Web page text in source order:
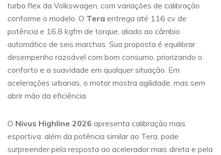
turbo flex da Volkswagen, com variações de calibração
conforme o modelo. O Tera entrega até 116 cv de
potência e 16,8 kgfm de torque, aliado ao câmbio
automático de seis marchas. Sua proposta é equilibrar
desempenho razoável com bom consumo, priorizando o
conforto e a suavidade em qualquer situação. Em
acelerações urbanas, o motor mostra agilidade, mas sem
abrir mão da eficiência.
O Nivus Highline 2026 apresenta calibração mais
esportiva: além da potência similar ao Tera, pode
surpreender pela resposta ao acelerador mais direta e pela